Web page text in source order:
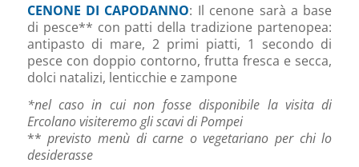
CENONE DI CAPODANNO: Il cenone sarà a base
di pesce** con patti della tradizione partenopea:
antipasto di mare, 2 primi piatti, 1 secondo di
pesce con doppio contorno, frutta fresca e secca,
dolci natalizi, lenticchie e zampone
*nel caso in cui non fosse disponibile la visita di
Ercolano visiteremo gli scavi di Pompei
**previsto menù di carne o vegetariano per chi lo
desiderasse